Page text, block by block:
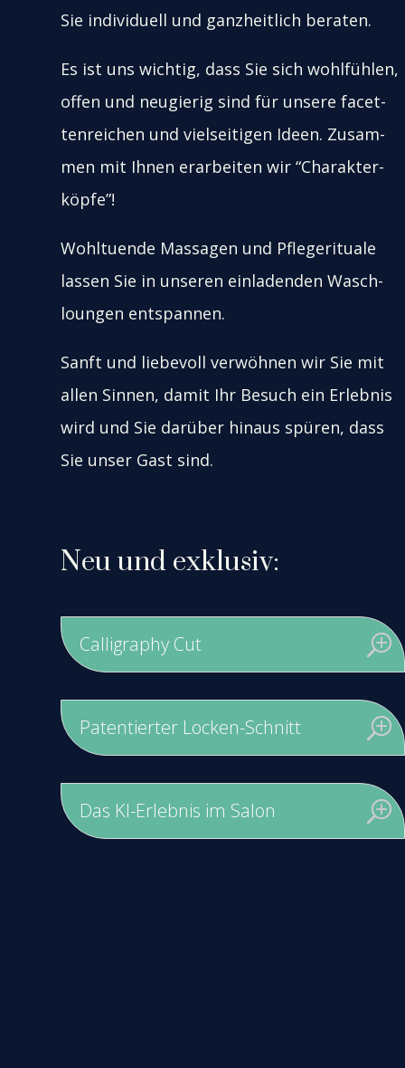
Sie indi­vi­du­ell und ganz­heit­lich bera­ten.
Es ist uns wich­tig, dass Sie sich wohl­füh­len,
offen und neu­gie­rig sind für unse­re facet­
ten­rei­chen und viel­sei­ti­gen Ideen. Zusam­
men mit Ihnen erar­bei­ten wir “Cha­rak­ter­
köp­fe”!
Wohl­tu­en­de Mas­sa­gen und Pfle­ge­ri­tua­le
las­sen Sie in unse­ren ein­la­den­den Wasch­
loun­gen ent­span­nen.
Sanft und lie­be­voll ver­wöh­nen wir Sie mit
allen Sin­nen, damit Ihr Besuch ein Erleb­nis
wird und Sie dar­über hin­aus spü­ren, dass
Sie unser Gast sind.
Neu und exklu­siv:
Cal­li­gra­phy Cut
Paten­tier­ter Locken-Schnitt
Das KI-Erleb­nis im Salon